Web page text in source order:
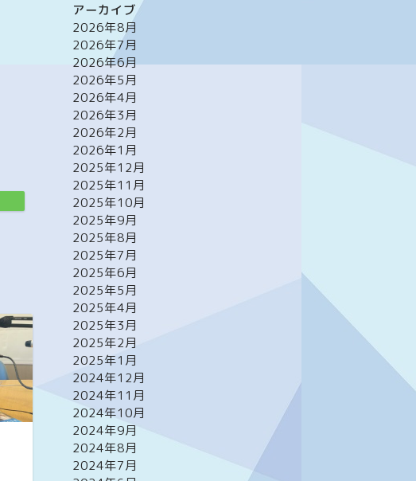
アーカイブ
2026年8月
2026年7月
2026年6月
2026年5月
2026年4月
2026年3月
2026年2月
2026年1月
2025年12月
2025年11月
2025年10月
2025年9月
2025年8月
2025年7月
2025年6月
2025年5月
2025年4月
2025年3月
2025年2月
2025年1月
2024年12月
2024年11月
2024年10月
2024年9月
2024年8月
2024年7月